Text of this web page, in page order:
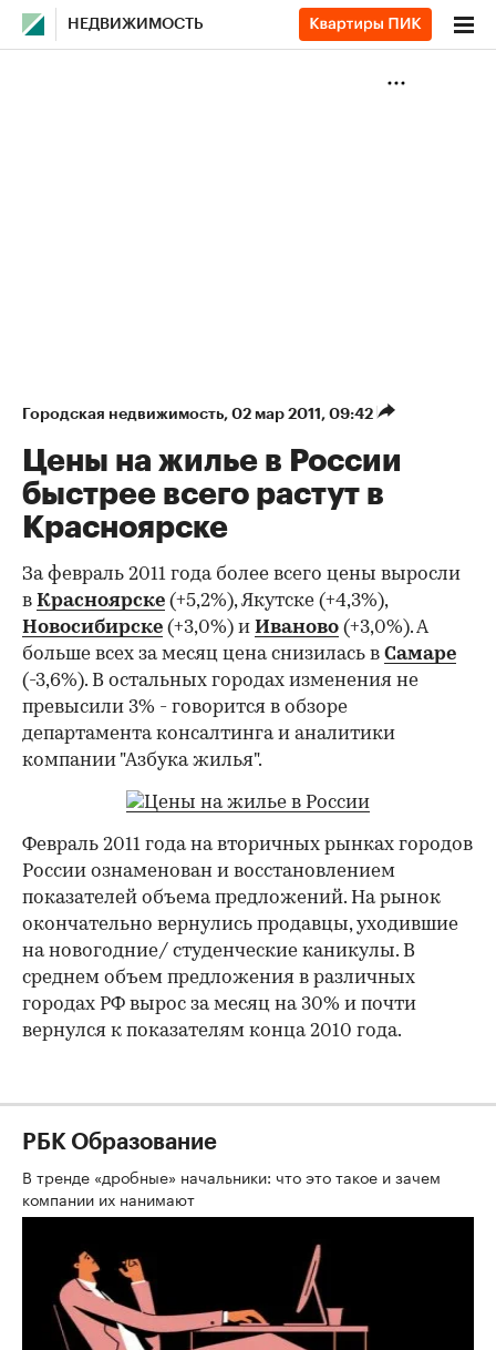
НЕДВИЖИМОСТЬ
Городская недвижимость⁠, 02 мар 2011, 09:42
Цены на жилье в России
быстрее всего растут в
Красноярске
За февраль 2011 года более всего цены выросли
в Красноярске (+5,2%), Якутске (+4,3%),
Новосибирске (+3,0%) и Иваново (+3,0%). А
больше всех за месяц цена снизилась в Самаре
(-3,6%). В остальных городах изменения не
превысили 3% - говорится в обзоре
департамента консалтинга и аналитики
компании "Азбука жилья".
Февраль 2011 года на вторичных рынках городов
России ознаменован и восстановлением
показателей объема предложений. На рынок
окончательно вернулись продавцы, уходившие
на новогодние/ студенческие каникулы. В
среднем объем предложения в различных
городах РФ вырос за месяц на 30% и почти
вернулся к показателям конца 2010 года.
РБК Образование
В тренде «дробные» начальники: что это такое и зачем
компании их нанимают